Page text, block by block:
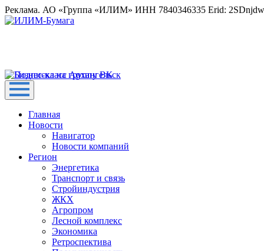
Реклама. АО «Группа «ИЛИМ» ИНН 7840346335 Erid:
Главная
Новости
Навигатор
Новости компаний
Регион
Энергетика
Транспорт и связь
Стройиндустрия
ЖКХ
Агропром
Лесной комплекс
Экономика
Ретроспектива